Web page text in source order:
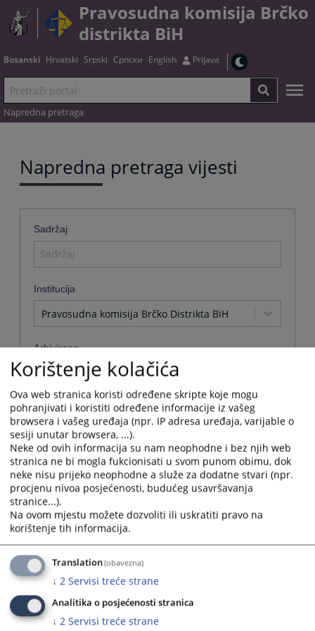
Pravosudna komisija Brčko
distrikta BiH
Bosanski Hrvatski Srpski Српски English Prijava
Napredna pretraga
Napredna pretraga vijesti
Sadržaj
Institucija
Pravosudna komisija Brčko Distrikta BiH
Arhivirana
Ne
Datum od
Navigate
forward
to
interact
with
the
calendar
and
select
a
date.
Press
the
question
Datum do
Navigate
forward
to
interact
with
the
and
select
Sortiraj po
Napredne stavke
Pretraži
Korištenje kolačića
Ova web stranica koristi određene skripte koje mogu
pohranjivati i koristiti određene informacije iz vašeg
browsera i vašeg uređaja (npr. IP adresa uređaja, varijable o
sesiji unutar browsera, ...).
Neke od ovih informacija su nam neophodne i bez njih web
stranica ne bi mogla fukcionisati u svom punom obimu, dok
neke nisu prijeko neophodne a služe za dodatne stvari (npr.
procjenu nivoa posjećenosti, budućeg usavršavanja
stranice...).
Na ovom mjestu možete dozvoliti ili uskratiti pravo na
korištenje tih informacija.
Translation(obavezna)
↓ 2 Servisi treće strane
Analitika o posjećenosti stranica
↓ 2 Servisi treće strane